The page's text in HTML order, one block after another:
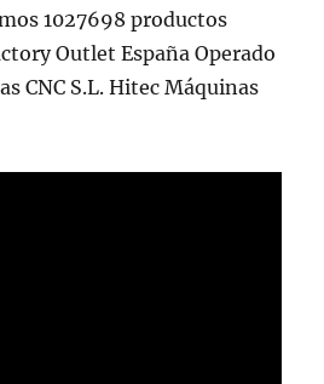
1027698 productos
Outlet España Operado
CNC S.L. Hitec Máquinas